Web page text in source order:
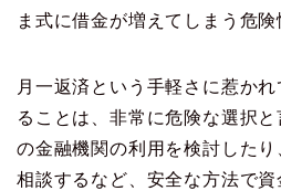
ま式に借金が増えてしまう危険
月一返済という手軽さに惹か
ることは、非常に危険な選択
の金融機関の利用を検討した
相談するなど、安全な方法で